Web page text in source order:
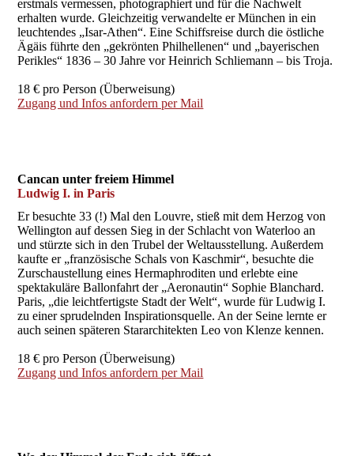
erstmals vermessen, photographiert und für die Nachwelt
erhalten wurde. Gleichzeitig verwandelte er München in ein
leuchtendes „Isar-Athen“. Eine Schiffsreise durch die östliche
Ägäis führte den „gekrönten Philhellenen“ und „bayerischen
Perikles“ 1836 – 30 Jahre vor Heinrich Schliemann – bis Troja.
18 € pro Person (Überweisung)
Zugang und Infos anfordern per Mail
Cancan unter freiem Himmel
Ludwig I. in Paris
Er besuchte 33 (!) Mal den Louvre, stieß mit dem Herzog von
Wellington auf dessen Sieg in der Schlacht von Waterloo an
und stürzte sich in den Trubel der Weltausstellung. Außerdem
kaufte er „französische Schals von Kaschmir“, besuchte die
Zurschaustellung eines Hermaphroditen und erlebte eine
spektakuläre Ballonfahrt der „Aeronautin“ Sophie Blanchard.
Paris, „die leichtfertigste Stadt der Welt“, wurde für Ludwig I.
zu einer sprudelnden Inspirationsquelle. An der Seine lernte er
auch seinen späteren Stararchitekten Leo von Klenze kennen.
18 € pro Person (Überweisung)
Zugang und Infos anfordern per Mail